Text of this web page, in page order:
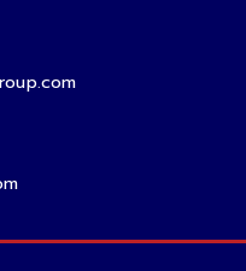
ข่าวสังคม
นโยบายการเป็นส่วนตัว